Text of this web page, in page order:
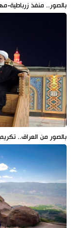
بالصور.. منفذ زرباطية-
بالصور من العراق..